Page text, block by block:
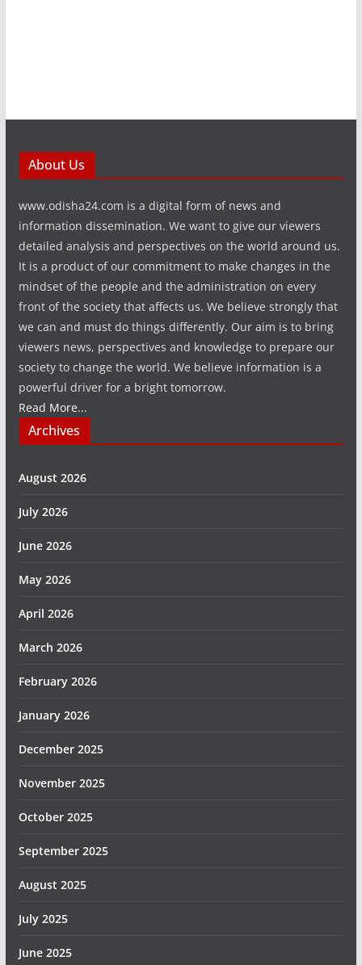
About Us
www.odisha24.com is a digital form of news and
information dissemination. We want to give our viewers
detailed analysis and perspectives on the world around us.
It is a product of our commitment to make changes in the
mindset of the people and the administration on every
front of the society that affects us. We believe strongly that
we can and must do things differently. Our aim is to bring
viewers news, perspectives and knowledge to prepare our
society to change the world. We believe information is a
powerful driver for a bright tomorrow.
Read More...
Archives
August 2026
July 2026
June 2026
May 2026
April 2026
March 2026
February 2026
January 2026
December 2025
November 2025
October 2025
September 2025
August 2025
July 2025
June 2025